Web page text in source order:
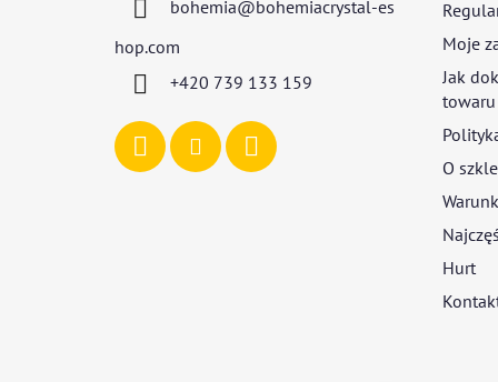
bohemia@bohemiacrystal-es
hop.com
+420 739 133 159
Moje
Jak
towaru
O szkle
Hurt